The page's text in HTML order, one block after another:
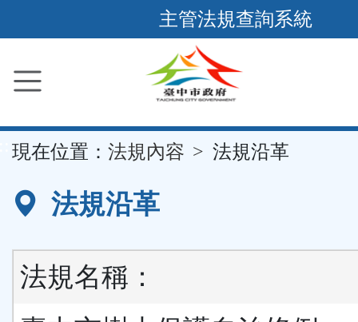
到
要
容
區
主管法規查詢系統
現在位置： 法規內容 法規沿革
法規沿革
法規名稱：